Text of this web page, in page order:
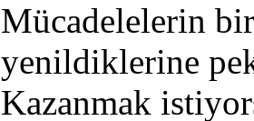
Mücadelelerin
yenildiklerine
Kazanmak